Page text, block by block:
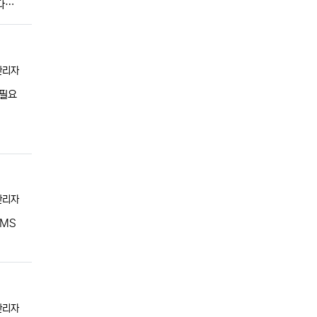
…
록자
리자
요
록자
리자
록자
리자